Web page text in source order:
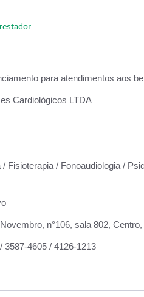
para atendimentos aos
Cardiológicos LTDA
/ Fisioterapia / Fonoaudiologia /
n°106, sala 802,
3587-4605 / 4126-1213